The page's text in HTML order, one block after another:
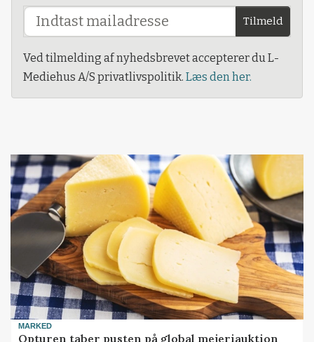
Tilmeld
Ved tilmelding af nyhedsbrevet accepterer du L-
Mediehus A/S privatlivspolitik. Læs den her.
MARKED
Opturen taber pusten på global mejeriauktion